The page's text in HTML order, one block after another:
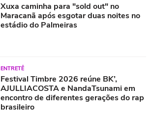
Xuxa caminha para "sold out" no
Maracanã após esgotar duas noites no
estádio do Palmeiras
ENTRETÊ
Festival Timbre 2026 reúne BK’,
AJULLIACOSTA e NandaTsunami em
encontro de diferentes gerações do rap
brasileiro